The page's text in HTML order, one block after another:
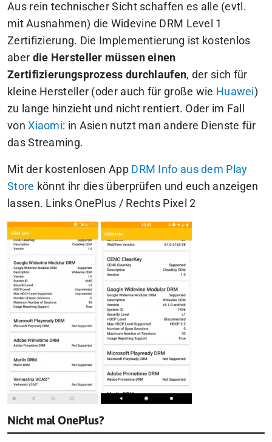
Aus rein technischer Sicht schaffen es alle (evtl.
mit Ausnahmen) die Widevine DRM Level 1
Zertifizierung. Die Implementierung ist kostenlos
aber die Hersteller müssen einen
Zertifizierungsprozess durchlaufen, der sich für
kleine Hersteller (oder auch für große wie Huawei)
zu lange hinzieht und nicht rentiert. Oder im Fall
vonXiaomi: in Asien nutzt man andere Dienste für
das Streaming.
Mit der kostenlosen App DRM Info aus dem Play
Store könnt ihr dies überprüfen und euch anzeigen
lassen. Links OnePlus / Rechts Pixel 2
Nicht mal OnePlus?